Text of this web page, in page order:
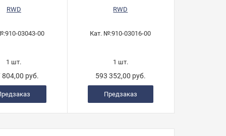
RWD
910-03043-00
1 шт.
804,00 руб.
RWD
Кат. №:910-03016-00
1 шт.
593 352,00 руб.
Предзаказ